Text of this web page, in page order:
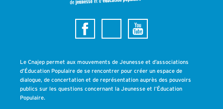
Le Cnajep permet aux mouvements de Jeunesse et d’associations
d’Éducation Populaire de se rencontrer pour créer un espace de
dialogue, de concertation et de représentation auprès des pouvoirs
publics sur les questions concernant la Jeunesse et l’Éducation
Populaire.